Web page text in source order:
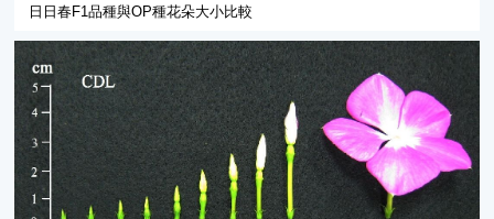
日日春F1品種與OP種花朵大小比較